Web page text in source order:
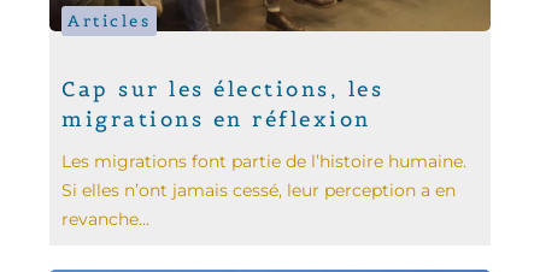
Articles
Cap sur les élections, les
migrations en réflexion
Les migrations font partie de l’histoire humaine.
Si elles n’ont jamais cessé, leur perception a en
revanche...